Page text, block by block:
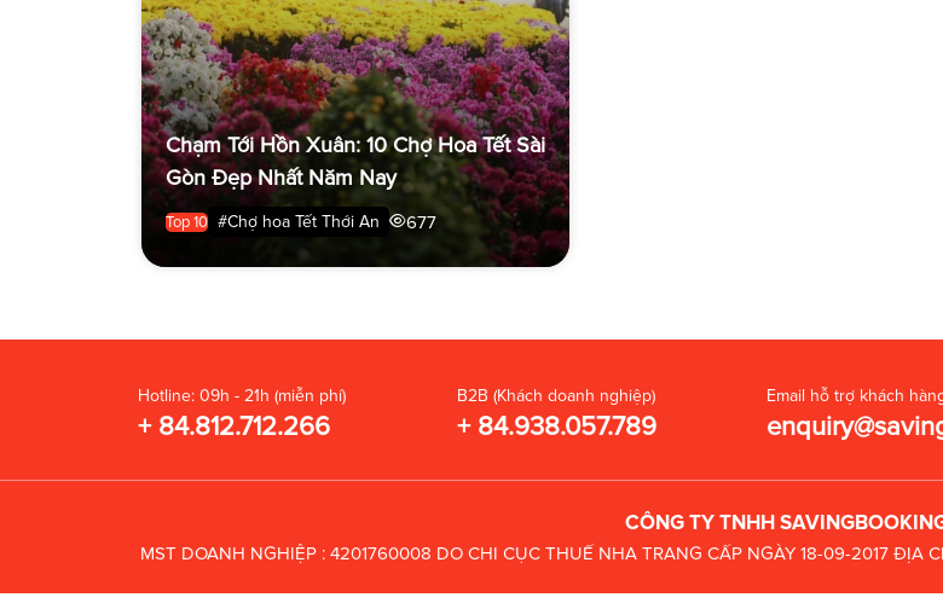
Chạm Tới Hồn Xuân: 10 Chợ Hoa Tết Sài
Gòn Đẹp Nhất Năm Nay
Top 10 #Chợ hoa Tết Thới An 677
Hotline: 09h - 21h (miễn phí)
+ 84.812.712.266
B2B (Khách doanh nghiệp)
+ 84.938.057.789
Email hỗ trợ khách
CÔNG TY TNHH
MST DOANH NGHIỆP : 4201760008 DO CHI CỤC THUẾ NHA TRANG CẤP NGÀY 18-09-2017 ĐỊA